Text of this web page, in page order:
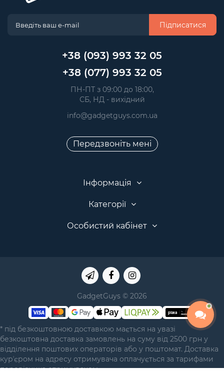
Підписатися
+38 (093) 993 32 05
+38 (077) 993 32 05
ПН-ПТ з 09:00 до 18:00,
СБ, НД - вихідний
info@gadgetguys.com.ua
Передзвоніть мені
Інформація
Категорії
Особистий кабінет
GadgetGuys © 2026
* під безкоштовною доставкою мається на увазі
безкоштовна доставка замовлень на суму від 2500 грн у
відділення поштових операторів або у поштомат. Доставка
курʼєром на адресу отримувача оплачується за тарифами
перевізника отримувачем.